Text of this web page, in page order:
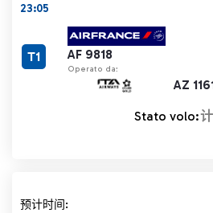
23:05
AF 9818
Operato da:
AZ
T1
Stato volo:
预计时间:
计划时间 21:35 删除线